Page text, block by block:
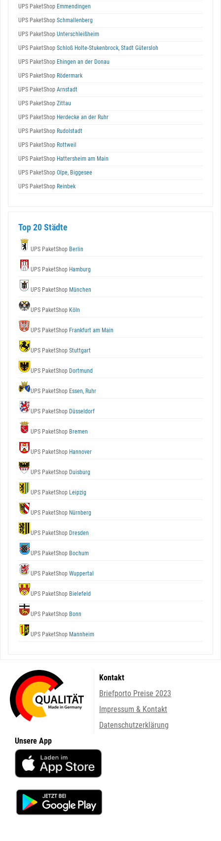
UPS PaketShop Emmendingen
UPS PaketShop Schmallenberg
UPS PaketShop Unterschleißheim
UPS PaketShop Schloß Holte-Stukenbrock, Stadt Gütersloh
UPS PaketShop Ehingen an der Donau
UPS PaketShop Rödermark
UPS PaketShop Arnstadt
UPS PaketShop Zittau
UPS PaketShop Herdecke an der Ruhr
UPS PaketShop Rudolstadt
UPS PaketShop Rottweil
UPS PaketShop Hattersheim am Main
UPS PaketShop Olpe, Biggesee
UPS PaketShop Reinbek
Top 20 Städte
UPS PaketShop Berlin
UPS PaketShop Hamburg
UPS PaketShop München
UPS PaketShop Köln
UPS PaketShop Frankfurt am Main
UPS PaketShop Stuttgart
UPS PaketShop Dortmund
UPS PaketShop Essen, Ruhr
UPS PaketShop Düsseldorf
UPS PaketShop Bremen
UPS PaketShop Hannover
UPS PaketShop Duisburg
UPS PaketShop Leipzig
UPS PaketShop Nürnberg
UPS PaketShop Dresden
UPS PaketShop Bochum
UPS PaketShop Wuppertal
UPS PaketShop Bielefeld
UPS PaketShop Bonn
UPS PaketShop Mannheim
Kontakt
Briefporto Preise 2023
Impressum & Kontakt
Datenschutzerklärung
Unsere App